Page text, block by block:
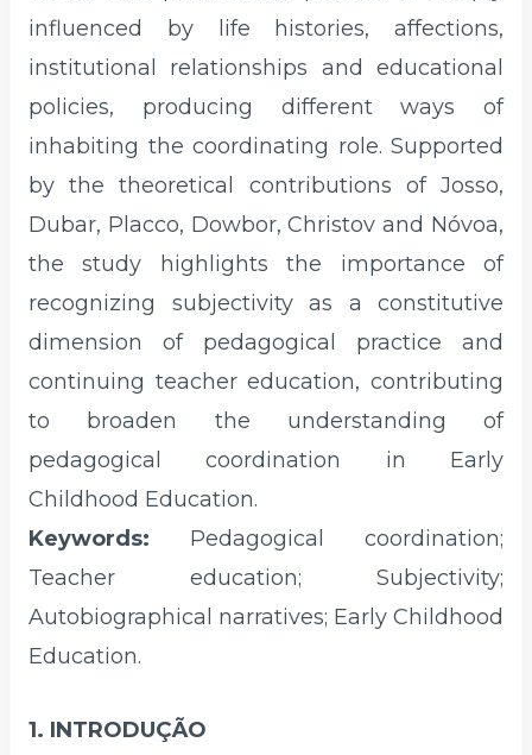
influenced by life histories, affections,
institutional relationships and educational
policies, producing different ways of
inhabiting the coordinating role. Supported
by the theoretical contributions of Josso,
Dubar, Placco, Dowbor, Christov and Nóvoa,
the study highlights the importance of
recognizing subjectivity as a constitutive
dimension of pedagogical practice and
continuing teacher education, contributing
to broaden the understanding of
pedagogical coordination in Early
Childhood Education.
Keywords: Pedagogical coordination;
Teacher education; Subjectivity;
Autobiographical narratives; Early Childhood
Education.
1. INTRODUÇÃO